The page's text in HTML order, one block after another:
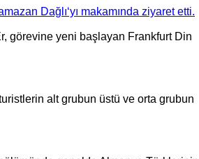
Dağlı‘yı makamında ziyaret etti.
görevine yeni başlayan Frankfurt Din
alt grubun üstü ve orta grubun